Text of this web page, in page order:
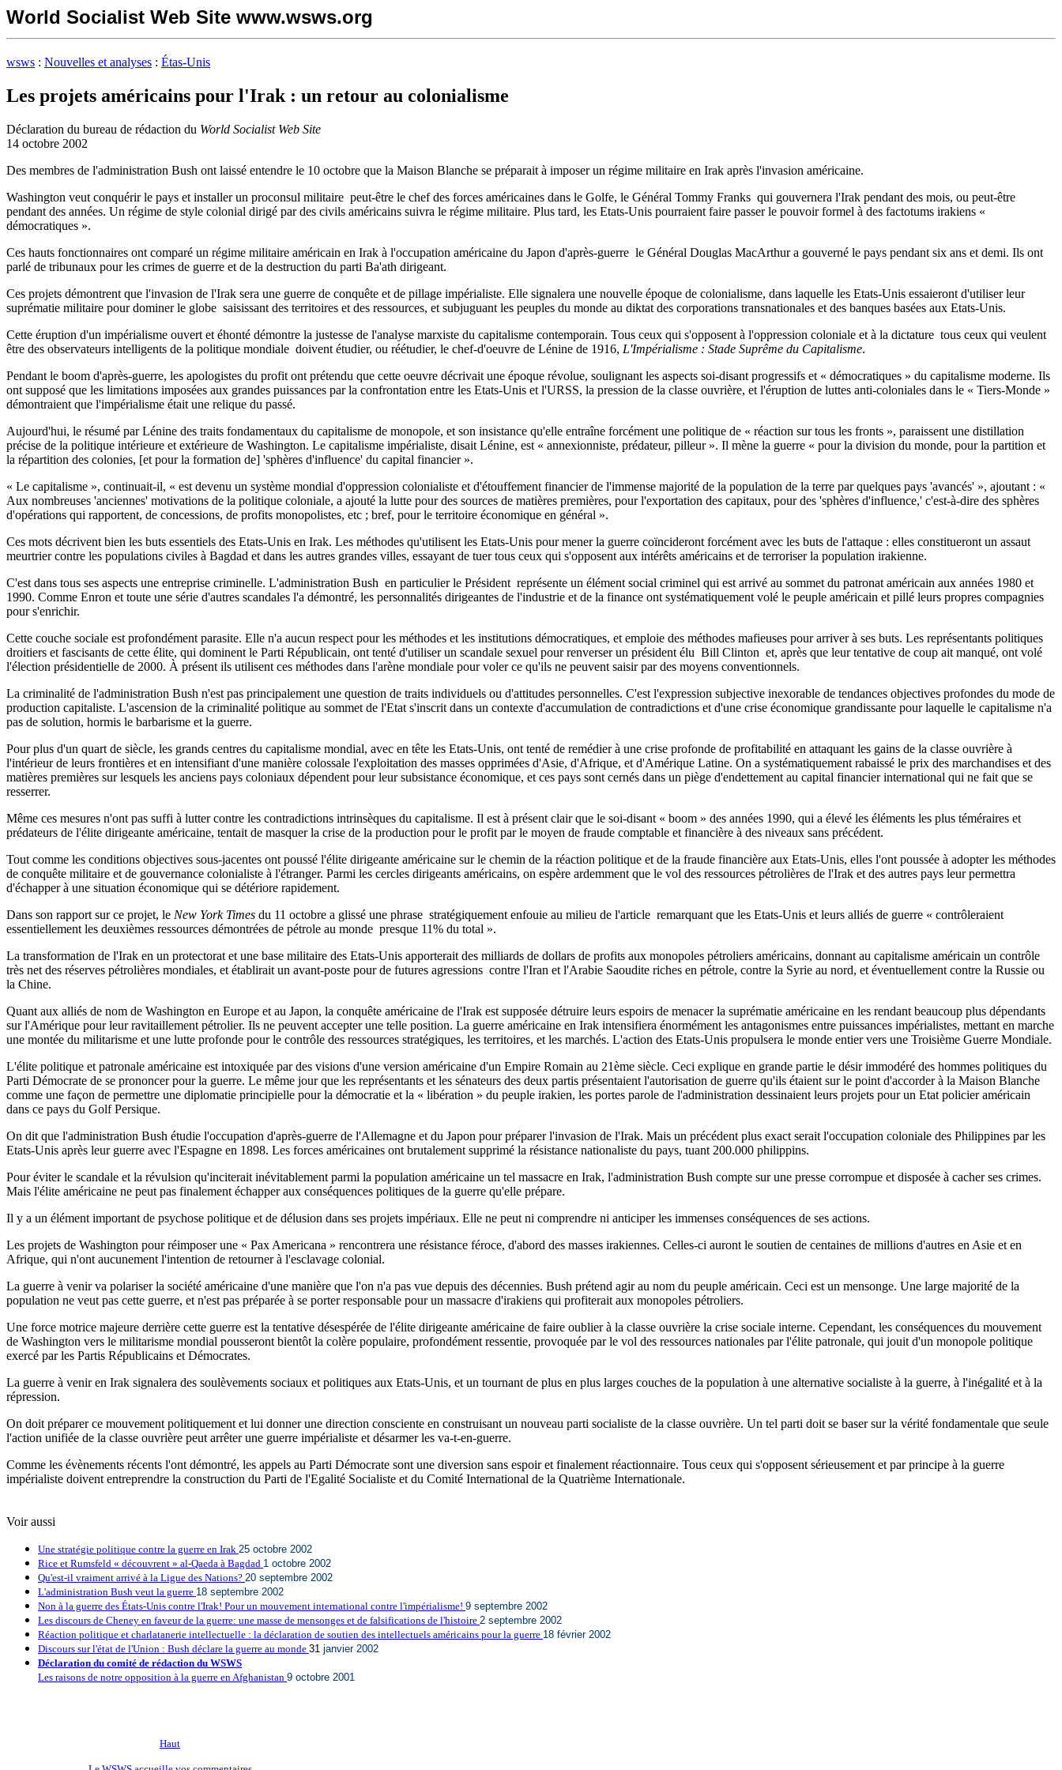
World Socialist Web Site www.wsws.org
wsws : Nouvelles et analyses : Étas-Unis
Les projets américains pour l'Irak : un retour au colonialisme
Déclaration du bureau de rédaction du World Socialist Web Site
14 octobre 2002
Des membres de l'administration Bush ont laissé entendre le 10 octobre que la Maison Blanche se préparait à imposer un régime militaire en Irak après l'invasion américaine.
Washington veut conquérir le pays et installer un proconsul militaire ­ peut-être le chef des forces américaines dans le Golfe, le Général Tommy Franks ­ qui gouvernera l'Irak pendant des mois, ou peut-être
pendant des années. Un régime de style colonial dirigé par des civils américains suivra le régime militaire. Plus tard, les Etats-Unis pourraient faire passer le pouvoir formel à des factotums irakiens «
démocratiques ».
Ces hauts fonctionnaires ont comparé un régime militaire américain en Irak à l'occupation américaine du Japon d'après-guerre ­ le Général Douglas MacArthur a gouverné le pays pendant six ans et demi. Ils ont
parlé de tribunaux pour les crimes de guerre et de la destruction du parti Ba'ath dirigeant.
Ces projets démontrent que l'invasion de l'Irak sera une guerre de conquête et de pillage impérialiste. Elle signalera une nouvelle époque de colonialisme, dans laquelle les Etats-Unis essaieront d'utiliser leur
suprématie militaire pour dominer le globe ­ saisissant des territoires et des ressources, et subjuguant les peuples du monde au diktat des corporations transnationales et des banques basées aux Etats-Unis.
Cette éruption d'un impérialisme ouvert et éhonté démontre la justesse de l'analyse marxiste du capitalisme contemporain. Tous ceux qui s'opposent à l'oppression coloniale et à la dictature ­ tous ceux qui veulent
être des observateurs intelligents de la politique mondiale ­ doivent étudier, ou réétudier, le chef-d'oeuvre de Lénine de 1916, L'Impérialisme : Stade Suprême du Capitalisme.
Pendant le boom d'après-guerre, les apologistes du profit ont prétendu que cette oeuvre décrivait une époque révolue, soulignant les aspects soi-disant progressifs et « démocratiques » du capitalisme moderne. Ils
ont supposé que les limitations imposées aux grandes puissances par la confrontation entre les Etats-Unis et l'URSS, la pression de la classe ouvrière, et l'éruption de luttes anti-coloniales dans le « Tiers-Monde »
démontraient que l'impérialisme était une relique du passé.
Aujourd'hui, le résumé par Lénine des traits fondamentaux du capitalisme de monopole, et son insistance qu'elle entraîne forcément une politique de « réaction sur tous les fronts », paraissent une distillation
précise de la politique intérieure et extérieure de Washington. Le capitalisme impérialiste, disait Lénine, est « annexionniste, prédateur, pilleur ». Il mène la guerre « pour la division du monde, pour la partition et
la répartition des colonies, [et pour la formation de] 'sphères d'influence' du capital financier ».
« Le capitalisme », continuait-il, « est devenu un système mondial d'oppression colonialiste et d'étouffement financier de l'immense majorité de la population de la terre par quelques pays 'avancés' », ajoutant : «
Aux nombreuses 'anciennes' motivations de la politique coloniale, a ajouté la lutte pour des sources de matières premières, pour l'exportation des capitaux, pour des 'sphères d'influence,' c'est-à-dire des sphères
d'opérations qui rapportent, de concessions, de profits monopolistes, etc ; bref, pour le territoire économique en général ».
Ces mots décrivent bien les buts essentiels des Etats-Unis en Irak. Les méthodes qu'utilisent les Etats-Unis pour mener la guerre coïncideront forcément avec les buts de l'attaque : elles constitueront un assaut
meurtrier contre les populations civiles à Bagdad et dans les autres grandes villes, essayant de tuer tous ceux qui s'opposent aux intérêts américains et de terroriser la population irakienne.
C'est dans tous ses aspects une entreprise criminelle. L'administration Bush ­ en particulier le Président ­ représente un élément social criminel qui est arrivé au sommet du patronat américain aux années 1980 et
1990. Comme Enron et toute une série d'autres scandales l'a démontré, les personnalités dirigeantes de l'industrie et de la finance ont systématiquement volé le peuple américain et pillé leurs propres compagnies
pour s'enrichir.
Cette couche sociale est profondément parasite. Elle n'a aucun respect pour les méthodes et les institutions démocratiques, et emploie des méthodes mafieuses pour arriver à ses buts. Les représentants politiques
droitiers et fascisants de cette élite, qui dominent le Parti Républicain, ont tenté d'utiliser un scandale sexuel pour renverser un président élu ­ Bill Clinton ­ et, après que leur tentative de coup ait manqué, ont volé
l'élection présidentielle de 2000. À présent ils utilisent ces méthodes dans l'arène mondiale pour voler ce qu'ils ne peuvent saisir par des moyens conventionnels.
La criminalité de l'administration Bush n'est pas principalement une question de traits individuels ou d'attitudes personnelles. C'est l'expression subjective inexorable de tendances objectives profondes du mode de
production capitaliste. L'ascension de la criminalité politique au sommet de l'Etat s'inscrit dans un contexte d'accumulation de contradictions et d'une crise économique grandissante pour laquelle le capitalisme n'a
pas de solution, hormis le barbarisme et la guerre.
Pour plus d'un quart de siècle, les grands centres du capitalisme mondial, avec en tête les Etats-Unis, ont tenté de remédier à une crise profonde de profitabilité en attaquant les gains de la classe ouvrière à
l'intérieur de leurs frontières et en intensifiant d'une manière colossale l'exploitation des masses opprimées d'Asie, d'Afrique, et d'Amérique Latine. On a systématiquement rabaissé le prix des marchandises et des
matières premières sur lesquels les anciens pays coloniaux dépendent pour leur subsistance économique, et ces pays sont cernés dans un piège d'endettement au capital financier international qui ne fait que se
resserrer.
Même ces mesures n'ont pas suffi à lutter contre les contradictions intrinsèques du capitalisme. Il est à présent clair que le soi-disant « boom » des années 1990, qui a élevé les éléments les plus téméraires et
prédateurs de l'élite dirigeante américaine, tentait de masquer la crise de la production pour le profit par le moyen de fraude comptable et financière à des niveaux sans précédent.
Tout comme les conditions objectives sous-jacentes ont poussé l'élite dirigeante américaine sur le chemin de la réaction politique et de la fraude financière aux Etats-Unis, elles l'ont poussée à adopter les méthodes
de conquête militaire et de gouvernance colonialiste à l'étranger. Parmi les cercles dirigeants américains, on espère ardemment que le vol des ressources pétrolières de l'Irak et des autres pays leur permettra
d'échapper à une situation économique qui se détériore rapidement.
Dans son rapport sur ce projet, le New York Times du 11 octobre a glissé une phrase ­ stratégiquement enfouie au milieu de l'article ­ remarquant que les Etats-Unis et leurs alliés de guerre « contrôleraient
essentiellement les deuxièmes ressources démontrées de pétrole au monde ­ presque 11% du total ».
La transformation de l'Irak en un protectorat et une base militaire des Etats-Unis apporterait des milliards de dollars de profits aux monopoles pétroliers américains, donnant au capitalisme américain un contrôle
très net des réserves pétrolières mondiales, et établirait un avant-poste pour de futures agressions ­ contre l'Iran et l'Arabie Saoudite riches en pétrole, contre la Syrie au nord, et éventuellement contre la Russie ou
la Chine.
Quant aux alliés de nom de Washington en Europe et au Japon, la conquête américaine de l'Irak est supposée détruire leurs espoirs de menacer la suprématie américaine en les rendant beaucoup plus dépendants
sur l'Amérique pour leur ravitaillement pétrolier. Ils ne peuvent accepter une telle position. La guerre américaine en Irak intensifiera énormément les antagonismes entre puissances impérialistes, mettant en marche
une montée du militarisme et une lutte profonde pour le contrôle des ressources stratégiques, les territoires, et les marchés. L'action des Etats-Unis propulsera le monde entier vers une Troisième Guerre Mondiale.
L'élite politique et patronale américaine est intoxiquée par des visions d'une version américaine d'un Empire Romain au 21ème siècle. Ceci explique en grande partie le désir immodéré des hommes politiques du
Parti Démocrate de se prononcer pour la guerre. Le même jour que les représentants et les sénateurs des deux partis présentaient l'autorisation de guerre qu'ils étaient sur le point d'accorder à la Maison Blanche
comme une façon de permettre une diplomatie principielle pour la démocratie et la « libération » du peuple irakien, les portes parole de l'administration dessinaient leurs projets pour un Etat policier américain
dans ce pays du Golf Persique.
On dit que l'administration Bush étudie l'occupation d'après-guerre de l'Allemagne et du Japon pour préparer l'invasion de l'Irak. Mais un précédent plus exact serait l'occupation coloniale des Philippines par les
Etats-Unis après leur guerre avec l'Espagne en 1898. Les forces américaines ont brutalement supprimé la résistance nationaliste du pays, tuant 200.000 philippins.
Pour éviter le scandale et la révulsion qu'inciterait inévitablement parmi la population américaine un tel massacre en Irak, l'administration Bush compte sur une presse corrompue et disposée à cacher ses crimes.
Mais l'élite américaine ne peut pas finalement échapper aux conséquences politiques de la guerre qu'elle prépare.
Il y a un élément important de psychose politique et de délusion dans ses projets impériaux. Elle ne peut ni comprendre ni anticiper les immenses conséquences de ses actions.
Les projets de Washington pour réimposer une « Pax Americana » rencontrera une résistance féroce, d'abord des masses irakiennes. Celles-ci auront le soutien de centaines de millions d'autres en Asie et en
Afrique, qui n'ont aucunement l'intention de retourner à l'esclavage colonial.
La guerre à venir va polariser la société américaine d'une manière que l'on n'a pas vue depuis des décennies. Bush prétend agir au nom du peuple américain. Ceci est un mensonge. Une large majorité de la
population ne veut pas cette guerre, et n'est pas préparée à se porter responsable pour un massacre d'irakiens qui profiterait aux monopoles pétroliers.
Une force motrice majeure derrière cette guerre est la tentative désespérée de l'élite dirigeante américaine de faire oublier à la classe ouvrière la crise sociale interne. Cependant, les conséquences du mouvement
de Washington vers le militarisme mondial pousseront bientôt la colère populaire, profondément ressentie, provoquée par le vol des ressources nationales par l'élite patronale, qui jouit d'un monopole politique
exercé par les Partis Républicains et Démocrates.
La guerre à venir en Irak signalera des soulèvements sociaux et politiques aux Etats-Unis, et un tournant de plus en plus larges couches de la population à une alternative socialiste à la guerre, à l'inégalité et à la
répression.
On doit préparer ce mouvement politiquement et lui donner une direction consciente en construisant un nouveau parti socialiste de la classe ouvrière. Un tel parti doit se baser sur la vérité fondamentale que seule
l'action unifiée de la classe ouvrière peut arrêter une guerre impérialiste et désarmer les va-t-en-guerre.
Comme les évènements récents l'ont démontré, les appels au Parti Démocrate sont une diversion sans espoir et finalement réactionnaire. Tous ceux qui s'opposent sérieusement et par principe à la guerre
impérialiste doivent entreprendre la construction du Parti de l'Egalité Socialiste et du Comité International de la Quatrième Internationale.
Voir aussi
Une stratégie politique contre la guerre en Irak 25 octobre 2002
Rice et Rumsfeld « découvrent » al-Qaeda à Bagdad 1 octobre 2002
Qu'est-il vraiment arrivé à la Ligue des Nations? 20 septembre 2002
L'administration Bush veut la guerre 18 septembre 2002
Non à la guerre des États-Unis contre l'Irak! Pour un mouvement international contre l'impérialisme! 9 septembre 2002
Les discours de Cheney en faveur de la guerre: une masse de mensonges et de falsifications de l'histoire 2 septembre 2002
Réaction politique et charlatanerie intellectuelle : la déclaration de soutien des intellectuels américains pour la guerre 18 février 2002
Discours sur l'état de l'Union : Bush déclare la guerre au monde 31 janvier 2002
Déclaration du comité de rédaction du WSWS
Les raisons de notre opposition à la guerre en Afghanistan 9 octobre 2001
Haut